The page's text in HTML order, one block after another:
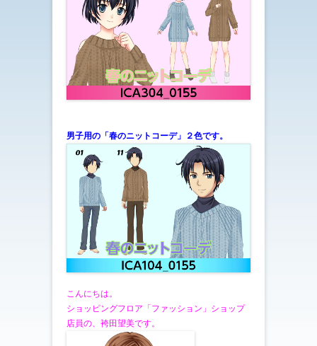
男子用の「春のニットコーデ」 ２色です。
こんにちは。
ショッピングフロア「ファッション」ショップ
店員の、袴田望美です。